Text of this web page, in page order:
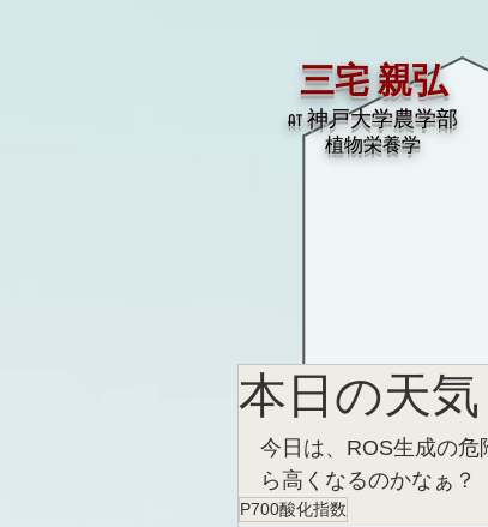
三宅 親弘
at 神戸大学農学部
​植物栄養学
本日の天気
今日は、ROS生成の
ら高くなるのかなぁ？
P700酸化指数